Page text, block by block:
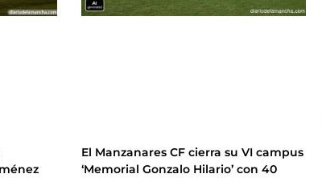
El Manzanares CF cierra su VI campus
‘Memorial Gonzalo Hilario’ con 40